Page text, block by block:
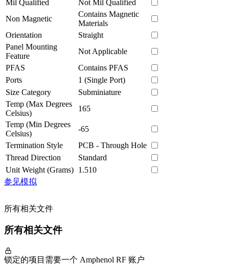
Mil Qualified
Not Mil Qualified
Non Magnetic
Contains Magnetic
Materials
Orientation
Straight
Panel Mounting
Feature
Not Applicable
PFAS
Contains PFAS
Ports
1 (Single Port)
Size Category
Subminiature
Temp (Max Degrees
Celsius)
165
Temp (Min Degrees
Celsius)
-65
Termination Style
PCB - Through Hole
Thread Direction
Standard
Unit Weight (Grams) 1.510
参见模拟
所有相关文件
所有相关文件
锁定的项目需要一个 Amphenol RF 账户